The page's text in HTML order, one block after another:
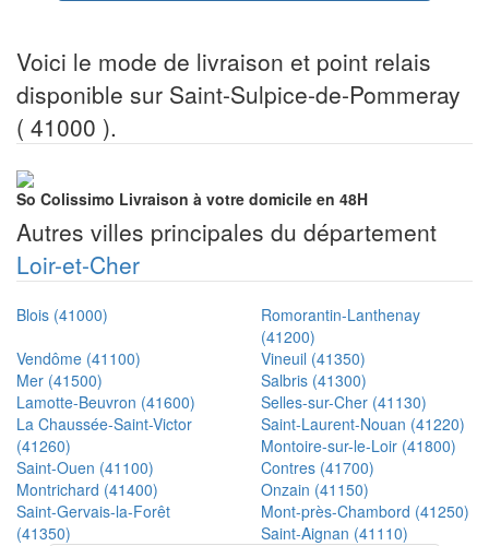
Voici le mode de livraison et point relais
disponible sur Saint-Sulpice-de-Pommeray
( 41000 ).
So Colissimo Livraison à votre domicile en 48H
Autres villes principales du département
Loir-et-Cher
Blois (41000)
Romorantin-Lanthenay
(41200)
Vendôme (41100)
Vineuil (41350)
Mer (41500)
Salbris (41300)
Lamotte-Beuvron (41600)
Selles-sur-Cher (41130)
La Chaussée-Saint-Victor
(41260)
Saint-Laurent-Nouan (41220)
Montoire-sur-le-Loir (41800)
Saint-Ouen (41100)
Contres (41700)
Montrichard (41400)
Onzain (41150)
Saint-Gervais-la-Forêt
(41350)
Mont-près-Chambord (41250)
Saint-Aignan (41110)